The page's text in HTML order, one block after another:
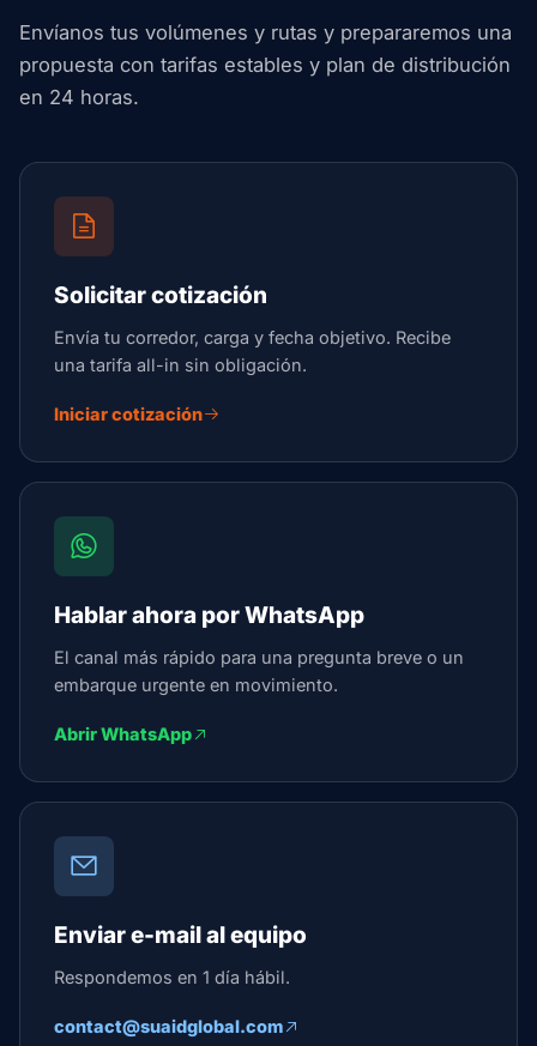
Envíanos tus volúmenes y rutas y prepararemos una
propuesta con tarifas estables y plan de distribución
en 24 horas.
Solicitar cotización
Envía tu corredor, carga y fecha objetivo. Recibe
una tarifa all-in sin obligación.
Iniciar cotización
Hablar ahora por WhatsApp
El canal más rápido para una pregunta breve o un
embarque urgente en movimiento.
Abrir WhatsApp
Enviar e-mail al equipo
Respondemos en 1 día hábil.
contact@suaidglobal.com